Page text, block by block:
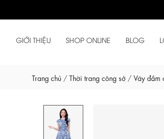
GIỚI THIỆU SHOP ONLINE BLOG
Trang chủ / Thời trang công sở / Váy đầm